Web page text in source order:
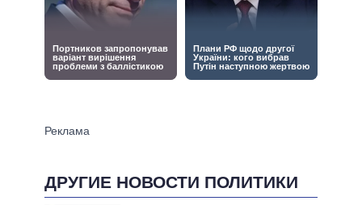
ДРУГИЕ НОВОСТИ ПОЛИТИКИ